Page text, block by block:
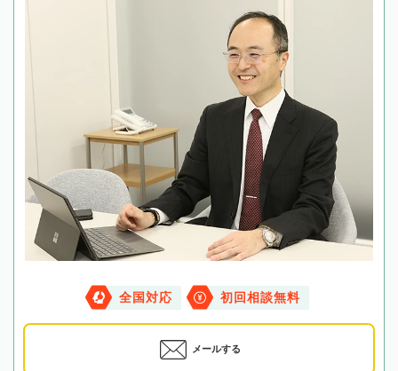
全国対応 初回相談無料
メールする